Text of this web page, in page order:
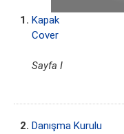
1. Kapak
Cover
Sayfa I
2. Danışma Kurulu